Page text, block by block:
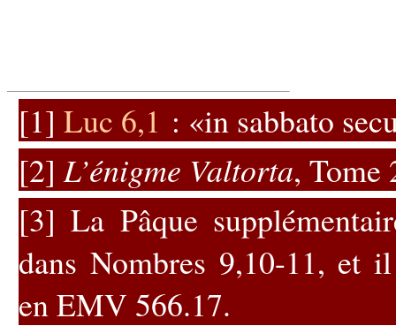
[1] Luc 6,1 : «in sabbato
[2] L’énigme Valtorta, Tome
[3] La Pâque
dans Nombres 9,10-11, et
en EMV 566.17.